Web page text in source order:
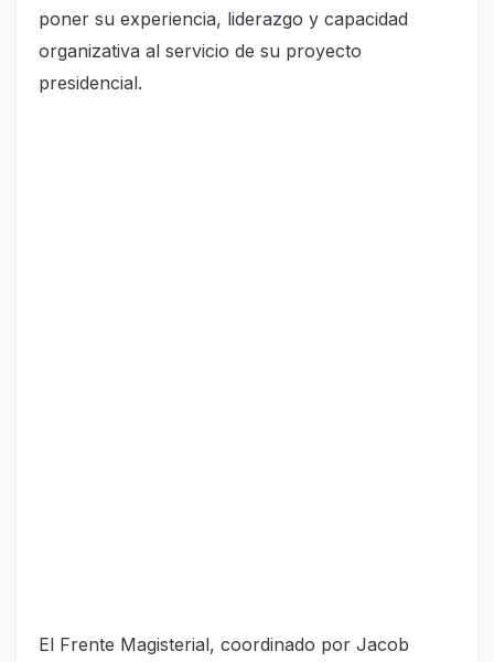
poner su experiencia, liderazgo y capacidad
organizativa al servicio de su proyecto
presidencial.
El Frente Magisterial, coordinado por Jacob